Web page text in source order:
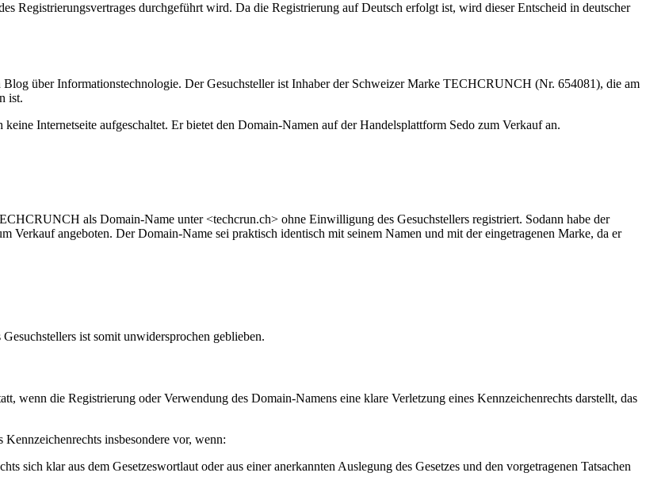
Registrierungsvertrages durchgeführt wird. Da die Registrierung auf Deutsch erfolgt ist, wird dieser Entscheid in deutscher
über Informationstechnologie. Der Gesuchsteller ist Inhaber der Schweizer Marke TECHCRUNCH (Nr. 654081), die am
ist.
Internetseite aufgeschaltet. Er bietet den Domain-Namen auf der Handelsplattform Sedo zum Verkauf an.
als Domain-Name unter <techcrun.ch> ohne Einwilligung des Gesuchstellers registriert. Sodann habe der
Verkauf angeboten. Der Domain-Name sei praktisch identisch mit seinem Namen und mit der eingetragenen Marke, da er
ist somit unwidersprochen geblieben.
wenn die Registrierung oder Verwendung des Domain-Namens eine klare Verletzung eines Kennzeichenrechts darstellt, das
Kennzeichenrechts insbesondere vor, wenn:
sich klar aus dem Gesetzeswortlaut oder aus einer anerkannten Auslegung des Gesetzes und den vorgetragenen Tatsachen